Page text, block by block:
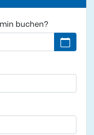
buchen?
Kein